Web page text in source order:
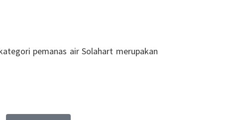
pemanas air Solahart merupakan